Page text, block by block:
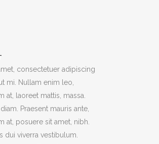
consectetuer adipiscing
mi. Nullam enim leo,
at, laoreet mattis, massa.
Praesent mauris ante,
at, posuere sit amet, nibh.
dui viverra vestibulum.